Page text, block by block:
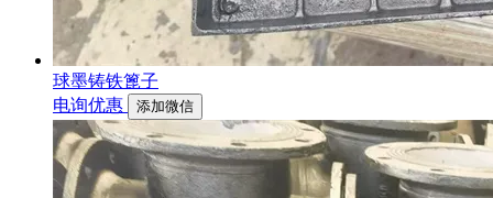
球墨铸铁篦子
电询优惠
添加微信